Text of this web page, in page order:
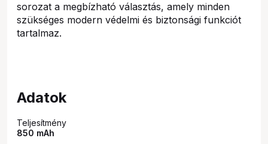
sorozat a megbízható választás, amely minden
szükséges modern védelmi és biztonsági funkciót
tartalmaz.
Adatok
Teljesítmény
850 mAh